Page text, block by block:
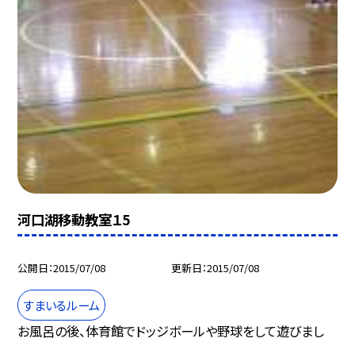
河口湖移動教室１5
公開日 2015/07/08 更新日 2015/07/08
すまいるルーム
お風呂の後、体育館でドッジボールや野球をして遊びまし